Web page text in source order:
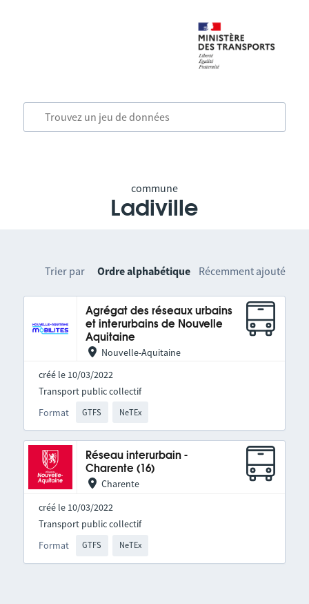
commune
Ladiville
Trier par Ordre alphabétique Récemment ajouté
Agrégat des réseaux urbains
et interurbains de Nouvelle
Aquitaine
Nouvelle-Aquitaine
créé le 10/03/2022
Format GTFS NeTEx
Transport public collectif
Réseau interurbain -
Charente (16)
Charente
créé le 10/03/2022
Format GTFS NeTEx
Transport public collectif